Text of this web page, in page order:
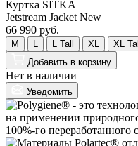
Куртка SITKA
Jetstream Jacket New
66 990 руб.
M L Tall XL XL Tall
Добавить в корзину
Нет в наличии
Уведомить